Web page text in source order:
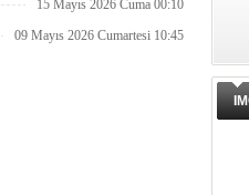
15 Mayıs 2026 Cuma 00:10
09 Mayıs 2026 Cumartesi 10:45